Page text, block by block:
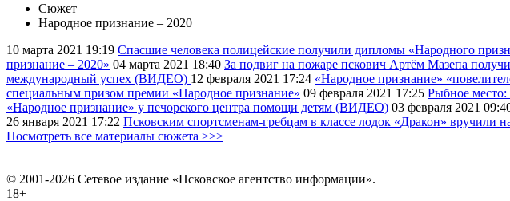
Сюжет
Народное признание – 2020
10 марта 2021 19:19 Спасшие человека полицейские получили дипломы «Народного
признание – 2020» 04 марта 2021 18:40 За подвиг на пожаре пскович Артём Мазепа
международный успех (ВИДЕО) 12 февраля 2021 17:24 «Народное признание»
специальным призом премии «Народное признание» 09 февраля 2021 17:25 Рыбное
«Народное признание» у печорского центра помощи детям (ВИДЕО) 03 февраля 2021
26 января 2021 17:22 Псковским спортсменам-гребцам в классе лодок «Дракон» вручили
Посмотреть все материалы сюжета >>>
© 2001-2026 Сетевое издание «Псковское агентство информации».
18+